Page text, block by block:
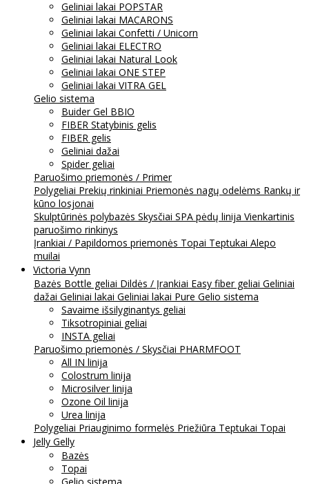
Geliniai lakai POPSTAR
Geliniai lakai MACARONS
Geliniai lakai Confetti / Unicorn
Geliniai lakai ELECTRO
Geliniai lakai Natural Look
Geliniai lakai ONE STEP
Geliniai lakai VITRA GEL
Gelio sistema
Buider Gel BBIO
FIBER Statybinis gelis
FIBER gelis
Geliniai dažai
Spider geliai
Paruošimo priemonės / Primer
Polygeliai Prekių rinkiniai Priemonės nagų odelėms Rankų ir
kūno losjonai
Skulptūrinės polybazės Skysčiai SPA pėdų linija Vienkartinis
paruošimo rinkinys
Įrankiai / Papildomos priemonės Topai Teptukai Alepo
muilai
Victoria Vynn
Bazės Bottle geliai Dildės / Įrankiai Easy fiber geliai Geliniai
dažai Geliniai lakai Geliniai lakai Pure Gelio sistema
Savaime išsilyginantys geliai
Tiksotropiniai geliai
INSTA geliai
Paruošimo priemonės / Skysčiai PHARMFOOT
All IN linija
Colostrum linija
Microsilver linija
Ozone Oil linija
Urea linija
Polygeliai Priauginimo formelės Priežiūra Teptukai Topai
Jelly Gelly
Bazės
Topai
Gelio sistema